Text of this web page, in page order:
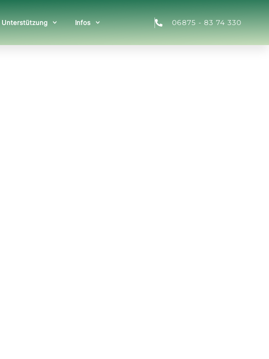
Unterstützung Infos 06875 - 83 74 330